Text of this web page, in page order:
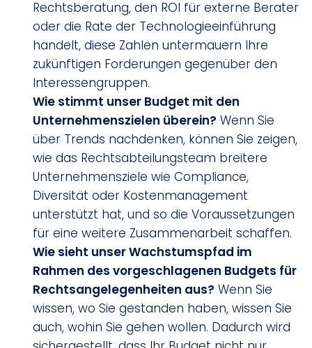
Rechtsberatung, den ROI für externe Berater
oder die Rate der Technologieeinführung
handelt, diese Zahlen untermauern Ihre
zukünftigen Forderungen gegenüber den
Interessengruppen.
Wie stimmt unser Budget mit den
Unternehmenszielen überein? Wenn Sie
über Trends nachdenken, können Sie zeigen,
wie das Rechtsabteilungsteam breitere
Unternehmensziele wie Compliance,
Diversität oder Kostenmanagement
unterstützt hat, und so die Voraussetzungen
für eine weitere Zusammenarbeit schaffen.
Wie sieht unser Wachstumspfad im
Rahmen des vorgeschlagenen Budgets für
Rechtsangelegenheiten aus? Wenn Sie
wissen, wo Sie gestanden haben, wissen Sie
auch, wohin Sie gehen wollen. Dadurch wird